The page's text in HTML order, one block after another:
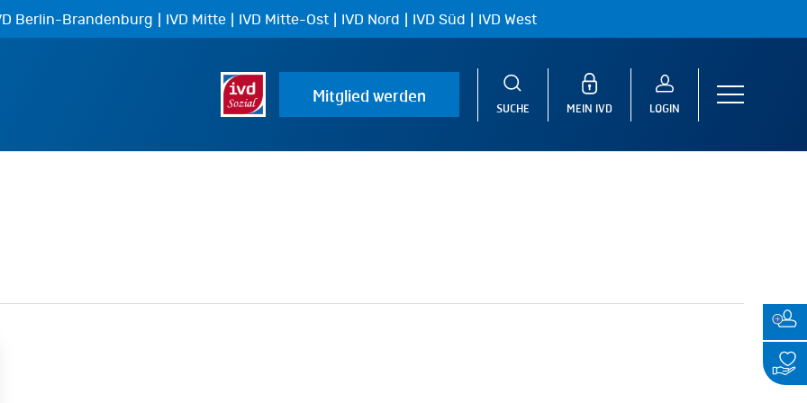
Berlin-Brandenburg | IVD Mitte | IVD Mitte-Ost | IVD Nord | IVD Süd | IVD West
Mitglied werden
SUCHE MEIN IVD LOGIN
Menu